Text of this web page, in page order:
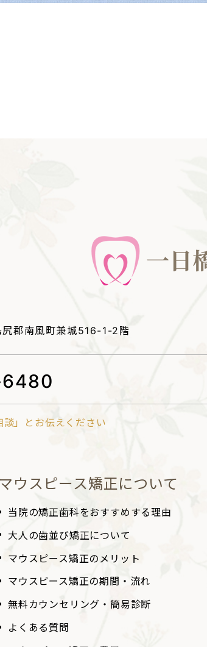
尻郡南風町兼城516-1-2階
」とお伝えください
マウスピース矯正について
当院の矯正歯科をおすすめする理由
大人の歯並び矯正について
マウスピース矯正のメリット
マウスピース矯正の期間・流れ
無料カウンセリング・ 簡易診断
よくある質問